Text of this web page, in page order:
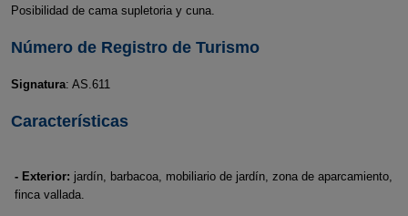
Posibilidad de cama supletoria y cuna.
Número de Registro de Turismo
Signatura: AS.611
Características
- Exterior: jardín, barbacoa, mobiliario de jardín, zona de aparcamiento,
finca vallada.